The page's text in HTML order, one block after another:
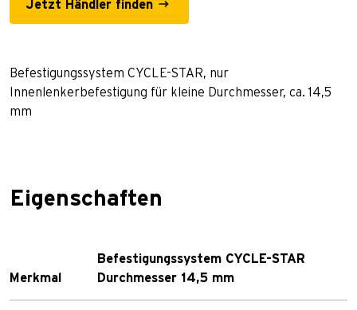
Jetzt Händler finden
Befestigungssystem CYCLE-STAR, nur
Innenlenkerbefestigung für kleine Durchmesser, ca. 14,5
mm
Eigenschaften
Merkmal
Befestigungssystem CYCLE-STAR
Durchmesser 14,5 mm